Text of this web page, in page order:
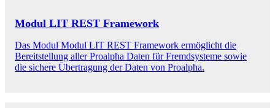
Modul LIT REST Framework
Das Modul Modul LIT REST Framework ermöglicht die
Bereitstellung aller Proalpha Daten für Fremdsysteme sowie
die sichere Übertragung der Daten von Proalpha.